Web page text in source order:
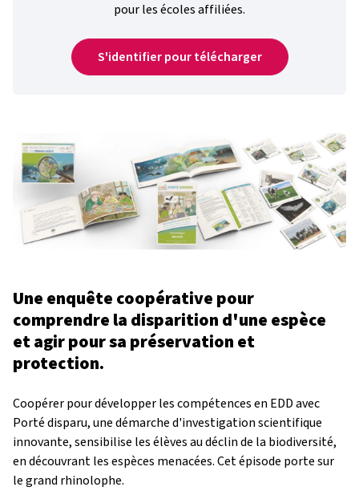
Une enquête coopérative pour
comprendre la disparition d'une espèce
et agir pour sa préservation et
protection.
Coopérer pour développer les compétences en EDD avec
Porté disparu, une démarche d'investigation scientifique
innovante, sensibilise les élèves au déclin de la biodiversité,
en découvrant les espèces menacées. Cet épisode porte sur
le grand rhinolophe.
pour les écoles affiliées.
S'identifier pour télécharger